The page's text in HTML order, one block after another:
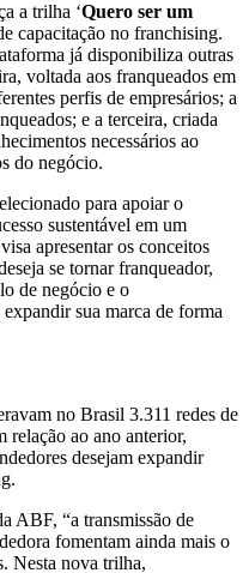
a trilha ‘Quero ser um
capacitação no franchising.
já disponibiliza outras
voltada aos franqueados em
perfis de empresários; a
e a terceira, criada
necessários ao
do negócio.
para apoiar o
sustentável em um
apresentar os conceitos
se tornar franqueador,
de negócio e o
sua marca de forma
no Brasil 3.311 redes de
relação ao ano anterior,
desejam expandir
ABF, “a transmissão de
fomentam ainda mais o
Nesta nova trilha,